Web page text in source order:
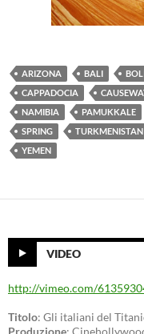
ARIZONA BALI
CAPPADOCIA
NAMIBIA
PAMUKKALE
SPRING
TURKMENISTAN
YEMEN
VIDEO
http://vimeo.com/
Titolo: Gli italiani del
Produzione: